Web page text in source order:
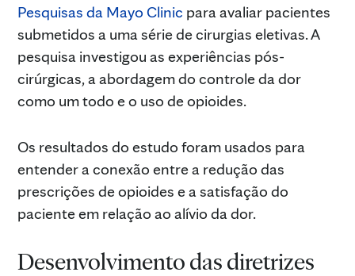
Pesquisas da Mayo Clinic para avaliar pacientes
submetidos a uma série de cirurgias eletivas. A
pesquisa investigou as experiências pós-
cirúrgicas, a abordagem do controle da dor
como um todo e o uso de opioides.
Os resultados do estudo foram usados para
entender a conexão entre a redução das
prescrições de opioides e a satisfação do
paciente em relação ao alívio da dor.
Desenvolvimento das diretrizes